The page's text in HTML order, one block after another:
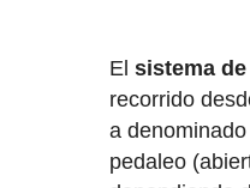
Elsistema
recorrido
a
pedaleo